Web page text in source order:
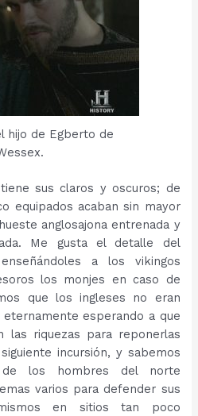
hijo de Egberto de
sus claros y oscuros; de
equipados acaban sin mayor
anglosajona entrenada y
Me gusta el detalle del
a los vikingos
los monjes en caso de
que los ingleses no eran
esperando a que
las riquezas para reponerlas
incursión, y sabemos
los hombres del norte
varios para defender sus
en sitios tan poco